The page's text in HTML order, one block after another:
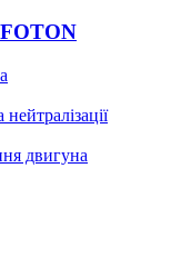
двигуна